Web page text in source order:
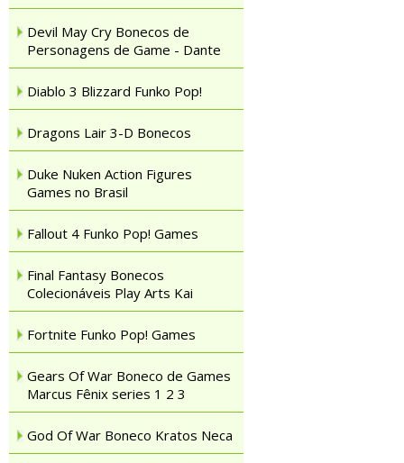
Devil May Cry Bonecos de
Personagens de Game - Dante
Diablo 3 Blizzard Funko Pop!
Dragons Lair 3-D Bonecos
Duke Nuken Action Figures
Games no Brasil
Fallout 4 Funko Pop! Games
Final Fantasy Bonecos
Colecionáveis Play Arts Kai
Fortnite Funko Pop! Games
Gears Of War Boneco de Games
Marcus Fênix series 1 2 3
God Of War Boneco Kratos Neca